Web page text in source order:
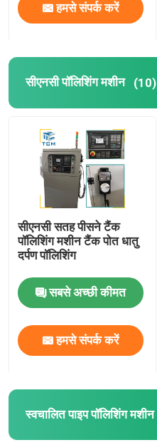
शंकु झुकने की मशीन
पॉलिशिंग उपभोग्य
हमसे संपर्क करें
सीएनसी पॉलिशिंग मशीन (10)
सीएनसी सतह पीसने टैंक
पॉलिशिंग मशीन टैंक पोत धातु
दर्पण पॉलिशिंग
सबसे अच्छी कीमत
हमसे संपर्क करें
स्वचालित पाइप पॉलिशिंग मशीन